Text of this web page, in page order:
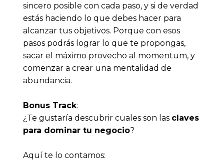
sincero posible con cada paso, y si de verdad
estás haciendo lo que debes hacer para
alcanzar tus objetivos. Porque con esos
pasos podrás lograr lo que te propongas,
sacar el máximo provecho al momentum, y
comenzar a crear una mentalidad de
abundancia.
Bonus Track:
¿Te gustaría descubrir cuales son las claves
para dominar tu negocio?
Aquí te lo contamos: